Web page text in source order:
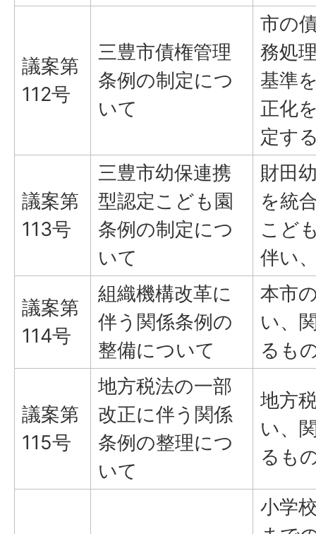
議案第
112号
三豊市債権管理
条例の制定につ
いて
市の
務処
基準
正化
定す
議案第
113号
三豊市幼保連携
型認定こども園
条例の制定につ
いて
財田
を統
こど
伴い
議案第
114号
組織機構改革に
伴う関係条例の
整備について
本市
い、
るも
議案第
115号
地方税法の一部
改正に伴う関係
条例の整理につ
いて
地方
い、
るも
小学